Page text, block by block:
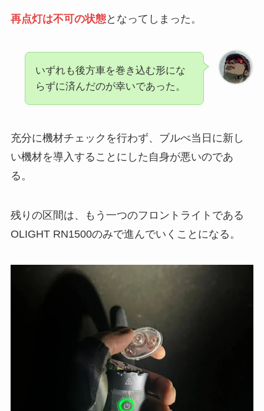
再点灯は不可の状態となってしまった。
いずれも後方車を巻き込む形にな
らずに済んだのが幸いであった。
充分に機材チェックを行わず、ブルべ当日に新し
い機材を導入することにした自身が悪いのであ
る。
残りの区間は、もう一つのフロントライトである
OLIGHT RN1500のみで進んでいくことになる。